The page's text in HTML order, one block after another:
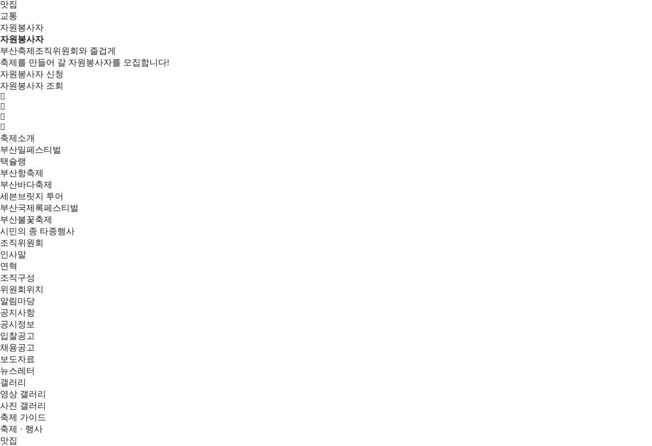
맛집
교통
자원봉사자
자원봉사자
부산축제조직위원회와 즐겁게
축제를 만들어 갈 자원봉사자를 모집합니다!
자원봉사자 신청
자원봉사자 조회
축제소개
부산밀페스티벌
택슐랭
부산항축제
부산바다축제
세븐브릿지 투어
부산국제록페스티벌
부산불꽃축제
시민의 종 타종행사
조직위원회
인사말
연혁
조직구성
위원회위치
알림마당
공지사항
공시정보
입찰공고
채용공고
보도자료
뉴스레터
갤러리
영상 갤러리
사진 갤러리
축제 가이드
축제 · 행사
맛집